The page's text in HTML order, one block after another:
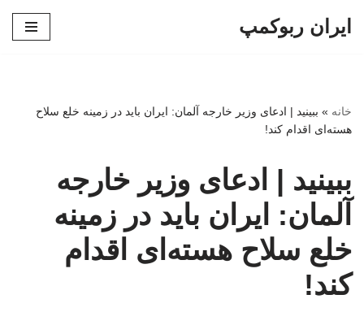
ایران ربوکمپ
خانه » ببینید | ادعای وزیر خارجه آلمان: ایران باید در زمینه خلع سلاح
هسته‌ای اقدام کند!
ببینید | ادعای وزیر خارجه
آلمان: ایران باید در زمینه
خلع سلاح هسته‌ای اقدام
کند!